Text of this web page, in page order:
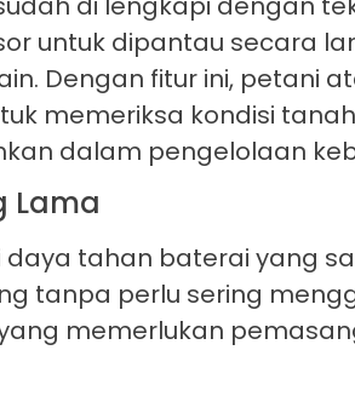
untuk dipantau secara
Dengan fitur ini, petani
memeriksa kondisi
dalam pengelolaan
Lama
daya tahan baterai yang
tanpa perlu sering
memerlukan